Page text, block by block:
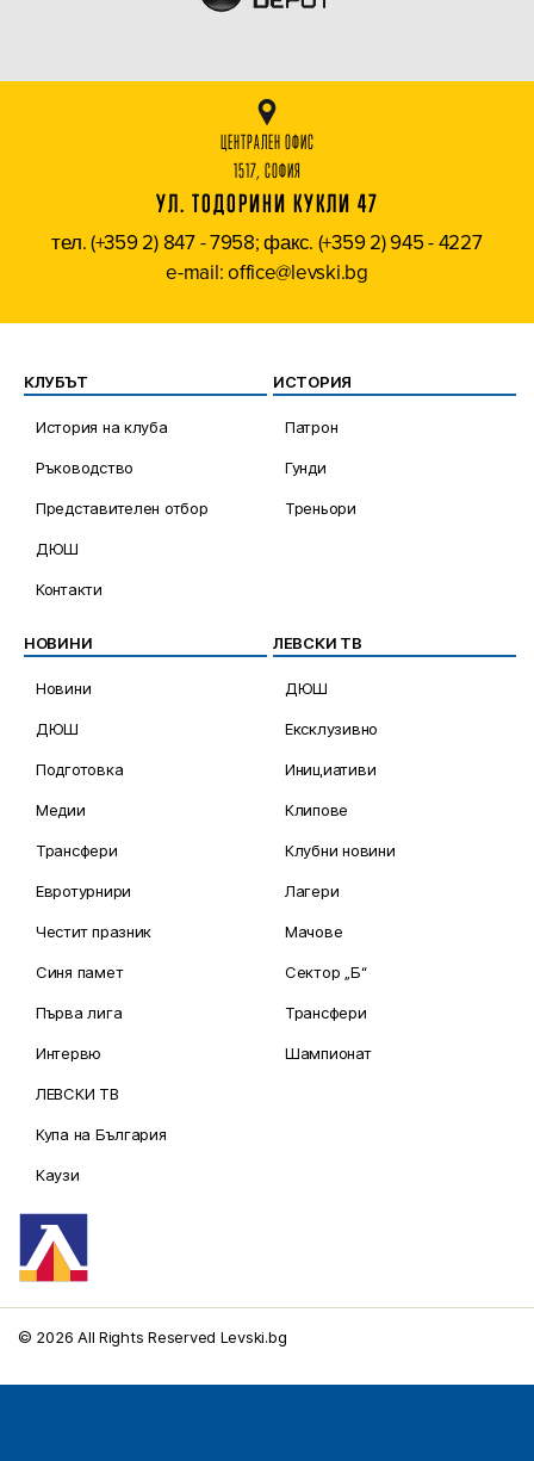
ЦЕНТРАЛЕН ОФИС
1517, СОФИЯ
УЛ. ТОДОРИНИ КУКЛИ 47
тел. (+359 2) 847 - 7958; факс. (+359 2) 945 - 4227
e-mail: office@levski.bg
КЛУБЪТ
История на клуба
Ръководство
Представителен отбор
ДЮШ
Контакти
ИСТОРИЯ
Патрон
Гунди
Треньори
НОВИНИ
Новини
ДЮШ
Подготовка
Медии
Трансфери
Евротурнири
Честит празник
Синя памет
Първа лига
Интервю
ЛЕВСКИ ТВ
Купа на България
Каузи
ЛЕВСКИ ТВ
ДЮШ
Ексклузивно
Инициативи
Клипове
Клубни новини
Лагери
Мачове
Сектор „Б“
Трансфери
Шампионат
© 2026 All Rights Reserved Levski.bg